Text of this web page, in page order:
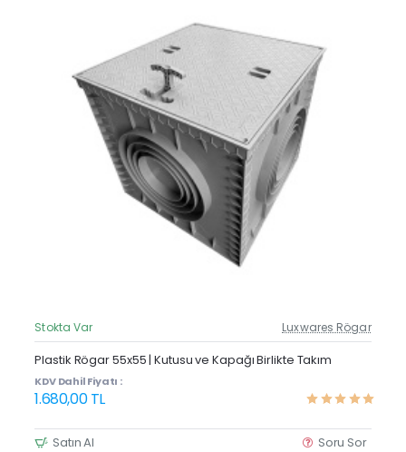
Güncel Fiyat
Stokta Var Luxwares Rögar
Plastik Rögar 55x55 | Kutusu ve Kapağı Birlikte Takım
KDV Dahil Fiyatı :
1.680,00 TL
Satın Al Soru Sor